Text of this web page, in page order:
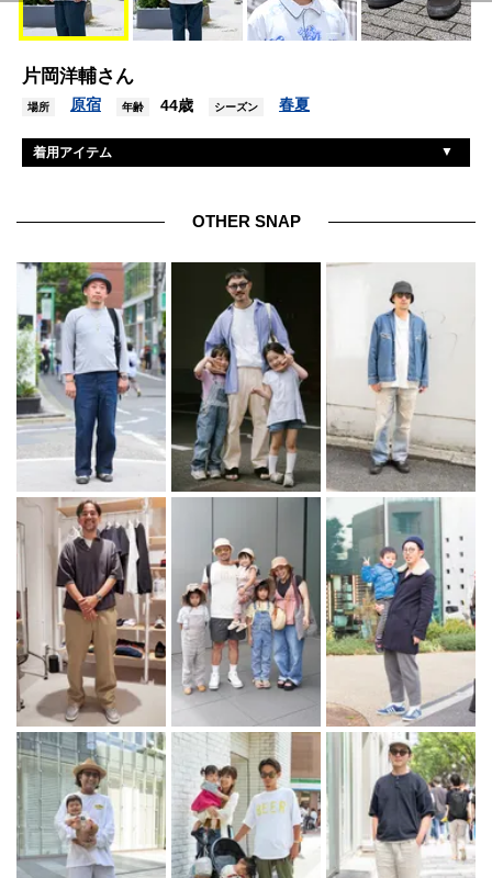
片岡洋輔さん
場所 原宿 年齢 44歳 シーズン 春夏
着用アイテム
シューズ ヴァンズ
帽子 ザハイエストエンド
眼鏡 キャプテンストリート
OTHER SNAP